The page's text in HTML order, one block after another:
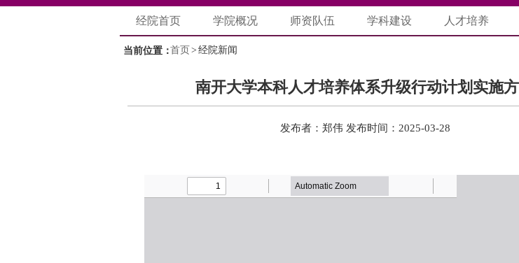
经院首页 学院概况 师资队伍 学科建设 人才培养
当前位置：首页 > 经院新闻
南开大学本科人才培养体系升级行动计划实施
发布者：郑伟 发布时间：2025-03-28